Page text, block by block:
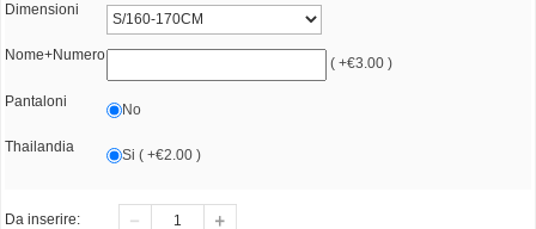
Dimensioni
Nome+Numero ( +€3.00 )
Pantaloni No
Thailandia Si ( +€2.00 )
Da inserire: